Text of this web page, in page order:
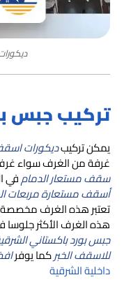
تركيب جبس
يمكن تركيبديكورات
غرفة من الغرف سواء
سقف مستعار الدمامفي
أسقف مستعارة مربعات
تعتبر هذه الغرف مخصصة
هذه الغرف الأكثر جلوسا
جبس بورد باكستاني
للاسقف الخبركما يوفر
داخلية الشرقية